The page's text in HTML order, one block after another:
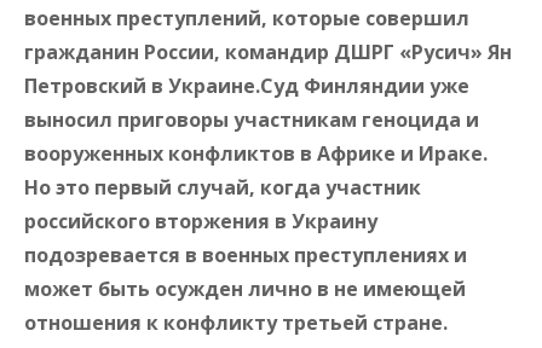
военных преступлений, которые совершил
гражданин России, командир ДШРГ «Русич» Ян
Петровский в Украине.Суд Финляндии уже
выносил приговоры участникам геноцида и
вооруженных конфликтов в Африке и Ираке.
Но это первый случай, когда участник
российского вторжения в Украину
подозревается в военных преступлениях и
может быть осужден лично в не имеющей
отношения к конфликту третьей стране.